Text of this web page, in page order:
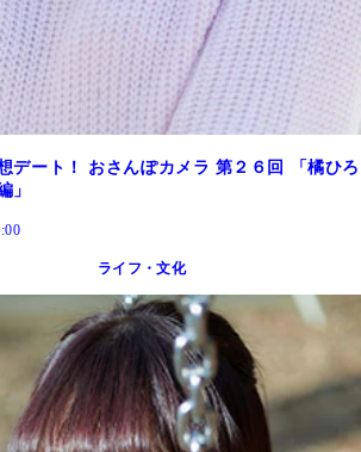
デート！ おさんぽカメラ 第２６回 「橘ひろ
」
ライフ・文化